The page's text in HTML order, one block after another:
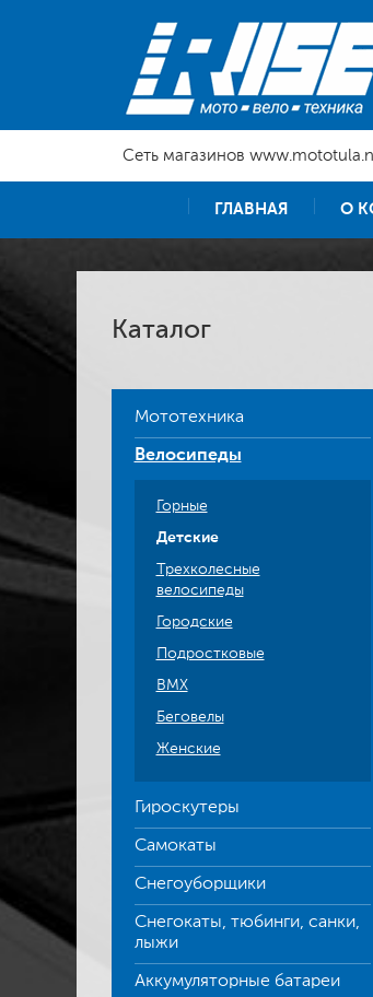
Сеть магазинов
ГЛАВНАЯ О
Каталог
Мототехника
Велосипеды
Горные
Детские
Трехколесные
велосипеды
Городские
Подростковые
BMX
Беговелы
Женские
Гироскутеры
Самокаты
Снегоуборщики
Снегокаты, тюбинги, санки,
лыжи
Аккумуляторные батареи